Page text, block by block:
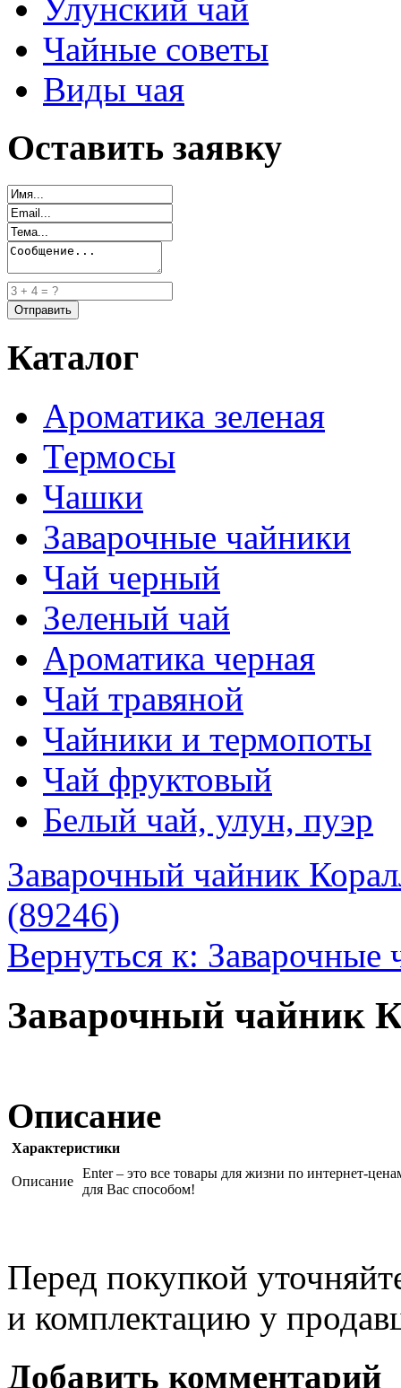
Улунский чай
Чайные советы
Виды чая
Оставить заявку
Каталог
Ароматика зеленая
Термосы
Чашки
Заварочные чайники
Чай черный
Зеленый чай
Ароматика черная
Чай травяной
Чайники и термопоты
Чай фруктовый
Белый чай, улун, пуэр
Заварочный чайник
(89246)
Вернуться к: Заварочные
Заварочный чайник
Описание
Характеристики
Описание
Enter – это все товары для жизни по интернет-
для Вас способом!
Перед покупкой
и комплектацию у
Добавить комментарий